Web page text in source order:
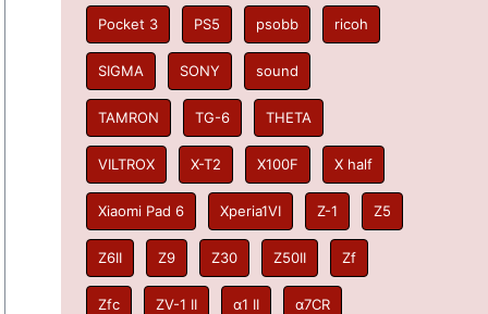
Pocket 3 PS5 psobb ricoh
SIGMA SONY sound
TAMRON TG-6 THETA
VILTROX X-T2 X100F X half
Xiaomi Pad 6 Xperia1VI Z-1 Z5
Z6II Z9 Z30 Z50II Zf
Zfc ZV-1 II α1 II α7CR